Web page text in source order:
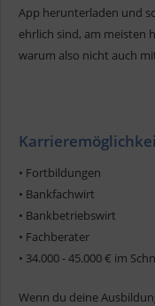
App herunterladen und
ehrlich sind, am meisten
warum also nicht auch
• Fortbildungen
• Bankfachwirt
• Bankbetriebswirt
• Fachberater
• 34.000 - 45.000 € im
Wenn du deine